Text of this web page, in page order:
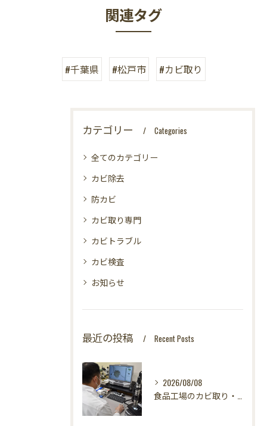
関連タグ
#千葉県 #松戸市 #カビ取り
カテゴリー Categories
全てのカテゴリー
カビ除去
防カビ
カビ取り専門
カビトラブル
カビ検査
お知らせ
最近の投稿 Recent Posts
2026/08/08
食品工場のカビ取り・カビ対策はカビバスターズ東海・東京支店へ｜HACCP対応・真菌検査で食の安全を守る